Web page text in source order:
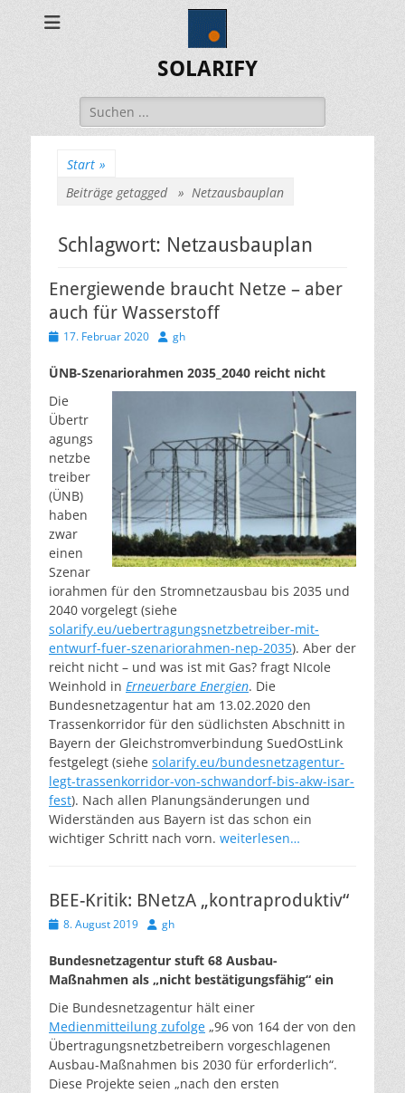
SOLARIFY
Suchen
nach:
Start »
Beiträge getagged » Netzausbauplan
Schlagwort: Netzausbauplan
Energiewende braucht Netze – aber
auch für Wasserstoff
Veröffentlicht
17. Februar 2020 Autor
gh
ÜNB-Szenariorahmen 2035_2040 reicht nicht
Die
Übertr
agungs
netzbe
treiber
(ÜNB)
haben
zwar
einen
Szenar
iorahmen für den Stromnetzausbau bis 2035 und
2040 vorgelegt (siehe
solarify.eu/uebertragungsnetzbetreiber-mit-
entwurf-fuer-szenariorahmen-nep-2035). Aber der
reicht nicht – und was ist mit Gas? fragt NIcole
Weinhold in Erneuerbare Energien. Die
Bundesnetzagentur hat am 13.02.2020 den
Trassenkorridor für den südlichsten Abschnitt in
Bayern der Gleichstromverbindung SuedOstLink
festgelegt (siehe solarify.eu/bundesnetzagentur-
legt-trassenkorridor-von-schwandorf-bis-akw-isar-
fest). Nach allen Planungsänderungen und
Widerständen aus Bayern ist das schon ein
wichtiger Schritt nach vorn. weiterlesen…
BEE-Kritik: BNetzA „kontraproduktiv“
Veröffentlicht
8. August 2019 Autor
gh
Bundesnetzagentur stuft 68 Ausbau-
Maßnahmen als „nicht bestätigungsfähig“ ein
Die Bundesnetzagentur hält einer
Medienmitteilung zufolge „96 von 164 der von den
Übertragungsnetzbetreibern vorgeschlagenen
Ausbau-Maßnahmen bis 2030 für erforderlich“.
Diese Projekte seien „nach den ersten